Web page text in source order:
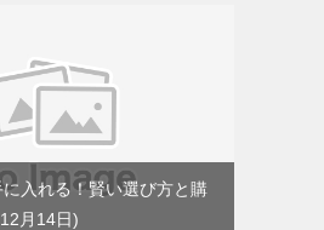
入れる！賢い選び方と購
月14日